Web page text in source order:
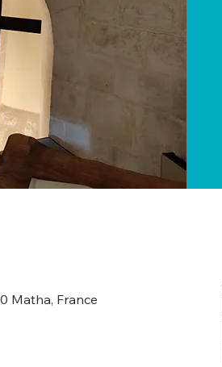
Matha, France